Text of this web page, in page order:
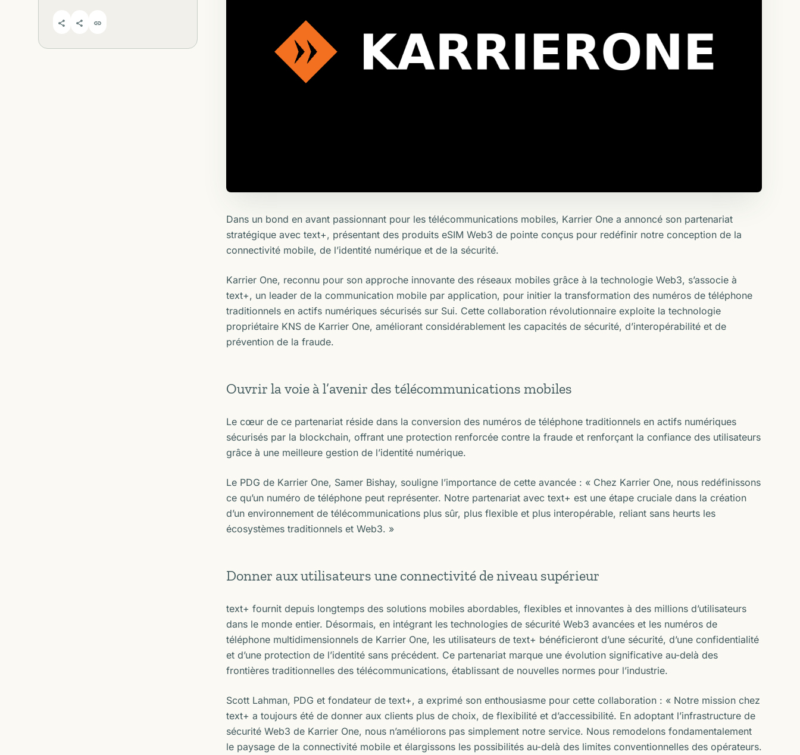
share share link
Dans un bond en avant passionnant pour les télécommunications mobiles, Karrier One a annoncé son partenariat
stratégique avec text+, présentant des produits eSIM Web3 de pointe conçus pour redéfinir notre conception de la
connectivité mobile, de l’identité numérique et de la sécurité.
Karrier One, reconnu pour son approche innovante des réseaux mobiles grâce à la technologie Web3, s’associe à
text+, un leader de la communication mobile par application, pour initier la transformation des numéros de téléphone
traditionnels en actifs numériques sécurisés sur Sui. Cette collaboration révolutionnaire exploite la technologie
propriétaire KNS de Karrier One, améliorant considérablement les capacités de sécurité, d’interopérabilité et de
prévention de la fraude.
Ouvrir la voie à l’avenir des télécommunications mobiles
Le cœur de ce partenariat réside dans la conversion des numéros de téléphone traditionnels en actifs numériques
sécurisés par la blockchain, offrant une protection renforcée contre la fraude et renforçant la confiance des utilisateurs
grâce à une meilleure gestion de l’identité numérique.
Le PDG de Karrier One, Samer Bishay, souligne l’importance de cette avancée : « Chez Karrier One, nous redéfinissons
ce qu’un numéro de téléphone peut représenter. Notre partenariat avec text+ est une étape cruciale dans la création
d’un environnement de télécommunications plus sûr, plus flexible et plus interopérable, reliant sans heurts les
écosystèmes traditionnels et Web3. »
Donner aux utilisateurs une connectivité de niveau supérieur
text+ fournit depuis longtemps des solutions mobiles abordables, flexibles et innovantes à des millions d’utilisateurs
dans le monde entier. Désormais, en intégrant les technologies de sécurité Web3 avancées et les numéros de
téléphone multidimensionnels de Karrier One, les utilisateurs de text+ bénéficieront d’une sécurité, d’une confidentialité
et d’une protection de l’identité sans précédent. Ce partenariat marque une évolution significative au-delà des
frontières traditionnelles des télécommunications, établissant de nouvelles normes pour l’industrie.
Scott Lahman, PDG et fondateur de text+, a exprimé son enthousiasme pour cette collaboration : « Notre mission chez
text+ a toujours été de donner aux clients plus de choix, de flexibilité et d’accessibilité. En adoptant l’infrastructure de
sécurité Web3 de Karrier One, nous n’améliorons pas simplement notre service. Nous remodelons fondamentalement
le paysage de la connectivité mobile et élargissons les possibilités au-delà des limites conventionnelles des opérateurs.